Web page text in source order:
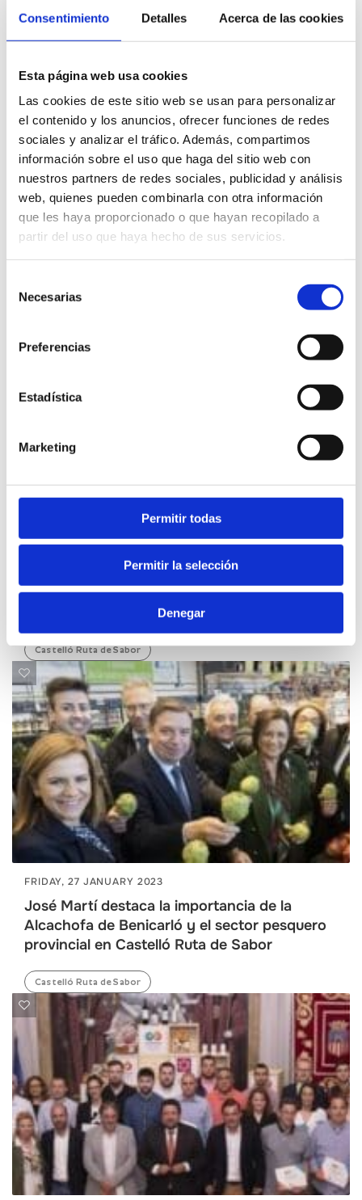
Consentimiento Detalles Acerca de las cookies
Esta página web usa cookies
Las cookies de este sitio web se usan para personalizar
el contenido y los anuncios, ofrecer funciones de redes
sociales y analizar el tráfico. Además, compartimos
información sobre el uso que haga del sitio web con
nuestros partners de redes sociales, publicidad y análisis
web, quienes pueden combinarla con otra información
que les haya proporcionado o que hayan recopilado a
partir del uso que haya hecho de sus servicios.
Necesarias
Preferencias
Estadística
Marketing
Permitir todas
Permitir la selección
Denegar
posada en valor de la seva qualitat.
s’incorporen a la marca: Alemanya, Austràlia, Bèlgica, Colòmbia,
Xina, Dinamarca, Espanya, EUA, Holanda, Japó, Mèxic, Noruega,
Perú, Regne Unit, Rússia, Suïssa i Singapur.
FRIDAY, 14 DECEMBER 2018
Diputación organiza el II Mercat de la Trufa
Castelló Ruta de Sabor
Castelló Ruta de Sabor
FRIDAY, 27 JANUARY 2023
José Martí destaca la importancia de la
Alcachofa de Benicarló y el sector pesquero
provincial en Castelló Ruta de Sabor
Castelló Ruta de Sabor